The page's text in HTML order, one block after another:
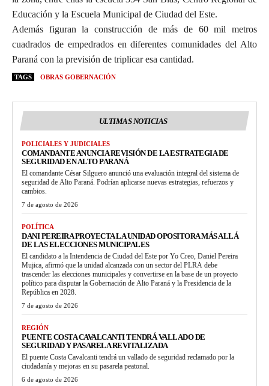
Educación y la Escuela Municipal de Ciudad del Este.
Además figuran la construcción de más de 60 mil metros
cuadrados de empedrados en diferentes comunidades del Alto
Paraná con la previsión de triplicar esa cantidad.
TAGS OBRAS GOBERNACIÓN
ULTIMAS NOTICIAS
POLICIALES Y JUDICIALES
COMANDANTE ANUNCIA REVISIÓN DE LA ESTRATEGIA DE
SEGURIDAD EN ALTO PARANÁ
El comandante César Silguero anunció una evaluación integral del sistema de
seguridad de Alto Paraná. Podrían aplicarse nuevas estrategias, refuerzos y
cambios.
7 de agosto de 2026
POLÍTICA
DANI PEREIRA PROYECTA LA UNIDAD OPOSITORA MÁS ALLÁ
DE LAS ELECCIONES MUNICIPALES
El candidato a la Intendencia de Ciudad del Este por Yo Creo, Daniel Pereira
Mujica, afirmó que la unidad alcanzada con un sector del PLRA debe
trascender las elecciones municipales y convertirse en la base de un proyecto
político para disputar la Gobernación de Alto Paraná y la Presidencia de la
República en 2028.
7 de agosto de 2026
REGIÓN
PUENTE COSTA CAVALCANTI TENDRÁ VALLADO DE
SEGURIDAD Y PASARELA REVITALIZADA
El puente Costa Cavalcanti tendrá un vallado de seguridad reclamado por la
ciudadanía y mejoras en su pasarela peatonal.
6 de agosto de 2026